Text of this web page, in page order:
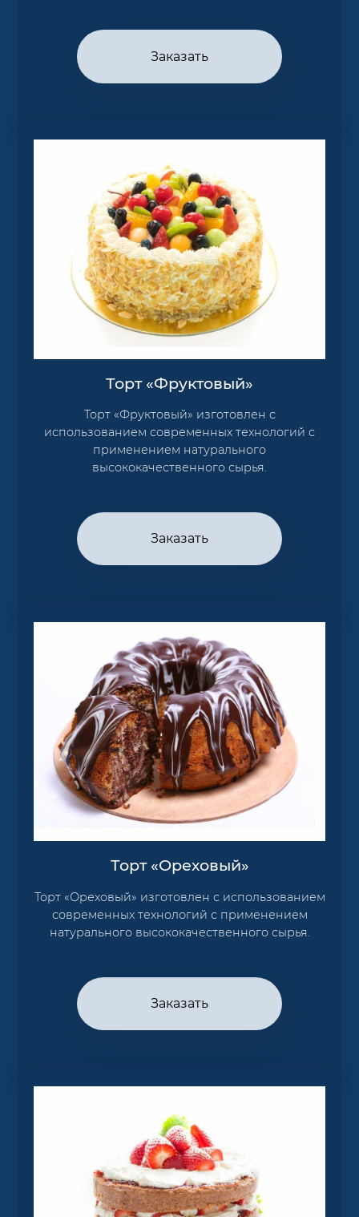
Заказать
Торт «Фруктовый»
Торт «Фруктовый» изготовлен с
использованием современных технологий с
применением натурального
высококачественного сырья.
Заказать
Торт «Ореховый»
Торт «Ореховый» изготовлен с использованием
современных технологий с применением
натурального высококачественного сырья.
Заказать